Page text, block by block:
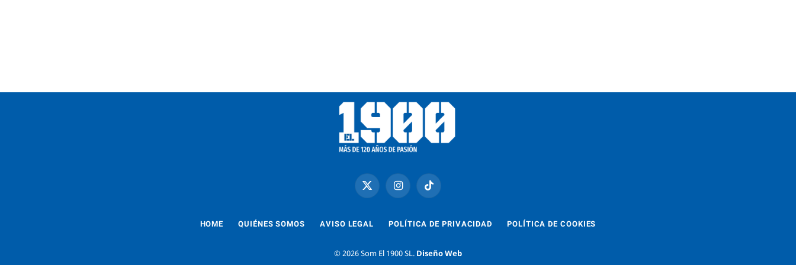
X
(Twitter)
InstagramTikTok
HOME QUIÉNES SOMOS AVISO LEGAL POLÍTICA DE PRIVACIDAD POLÍTICA DE COOKIES
© 2026 Som El 1900 SL. Diseño Web